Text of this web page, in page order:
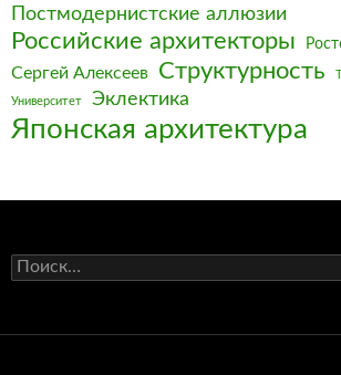
Постмодернистские аллюзии
Российские архитекторы
Сергей Алексеев Структурность
Университет Эклектика
Японская архитектура
Найти: